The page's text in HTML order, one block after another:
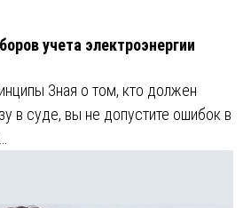
учета электроэнергии
Зная о том, кто должен
в суде, вы не допустите ошибок в